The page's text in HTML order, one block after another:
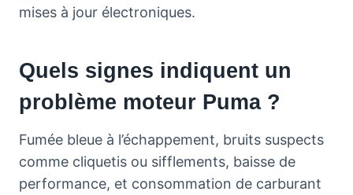
mises à jour électroniques.
Quels signes indiquent un
problème moteur Puma ?
Fumée bleue à l’échappement, bruits suspects
comme cliquetis ou sifflements, baisse de
performance, et consommation de carburant